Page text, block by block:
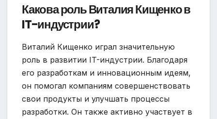
Какова роль Виталия Кищенко в
IT-индустрии?
Виталий Кищенко играл значительную
роль в развитии IT-индустрии. Благодаря
его разработкам и инновационным идеям,
он помогал компаниям совершенствовать
свои продукты и улучшать процессы
разработки. Он также активно участвует в